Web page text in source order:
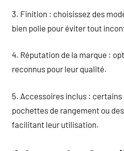
3. Finition : choisissez des
bien polie pour éviter tout
4. Réputation de la marque :
reconnus pour leur qualité.
5. Accessoires inclus :
pochettes de rangement ou
facilitant leur utilisation.